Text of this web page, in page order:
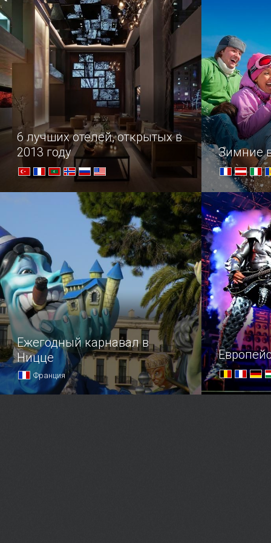
министра — спортивная гордость
города и настоящий подарок для
всех любителей футбола.
6 лучших отелей, открытых в
2013 году
Самые роскошные отели, открытые
в прошлом году по всему миру, от
дерзкого Лас-Вегаса до холодных
норвежских фьордов...
Зимние
О спорт,
Ежегодный карнавал в
Ницце
Франция